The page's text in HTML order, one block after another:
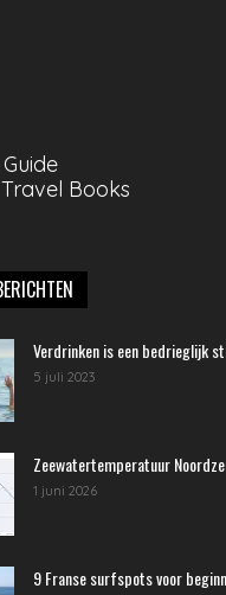
Books
Verdrinken is een bedrieglijk
5 juli 2023
Zeewatertemperatuur
1 juni 2026
9 Franse surfspots voor